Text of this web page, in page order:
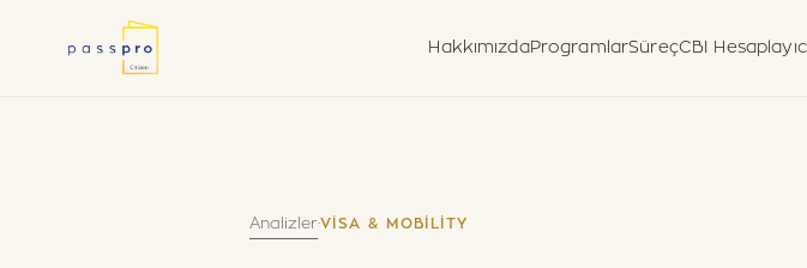
HakkımızdaProgramlarSüreçCBI
Analizler·VISA & MOBILITY